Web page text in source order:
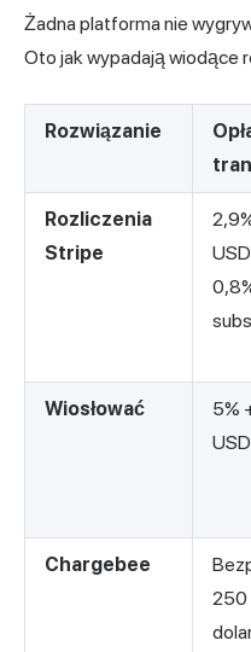
Żadna platforma nie
Oto jak wypadają wiodące
Rozwiązanie
Rozliczenia
Stripe
Wiosłować
5%
Chargebee
250